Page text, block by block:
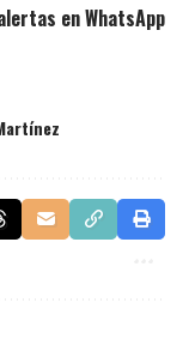
en WhatsApp